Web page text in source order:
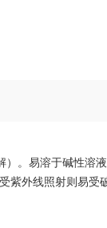
。易溶于碱性溶
紫外线照射则易